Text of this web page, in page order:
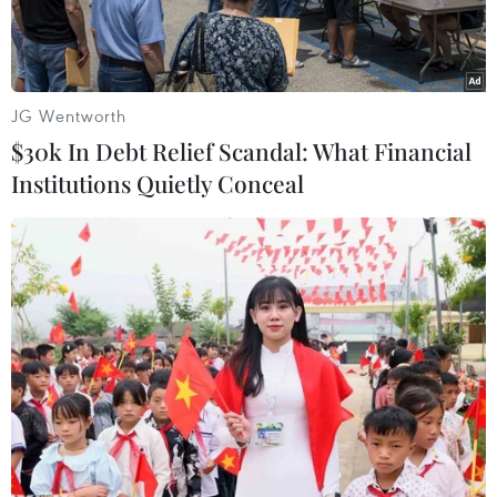
khi tàu chiến Mỹ bắn thử vũ
khí laser tiên tiến
Theo dõi VietnamPlus
Hải quân Mỹ vừa công bố video tàu USS Preble
(DDG-88) khai hỏa hệ thống vũ khí laser HELIOS
trong ngày 1/2. HELIOS là hệ thống laser trạng thái
rắn có công suất khoảng 60 kW - 150 kW, được
đánh giá là đủ mạnh để tiêu diệt hoặc làm vô hiệu
hóa nhiều loại mục tiêu như máy bay không người
JG Wentworth
$30k In Debt Relief Scandal: What Financial
Institutions Quietly Conceal